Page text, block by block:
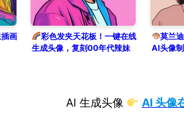
画
彩色发夹天花板！一键在线
生成头像，复刻00年代辣妹
莫兰
AI头像
AI 生成头像 AI 头像